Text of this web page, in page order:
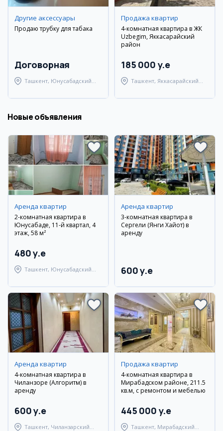
Другие аксессуары
Продаю трубку для табака
Договорная
Ташкент, Юнусабадский
Продажа квартир
4-комнатная квартира в ЖК
Uzbegim, Яккасарайский
район
185 000 y.e
Ташкент, Яккасарайский
Новые объявления
Аренда квартир
2-комнатная квартира в
Юнусабаде, 11-й квартал, 4
этаж, 58 м²
480 y.e
Ташкент, Юнусабадский
Аренда квартир
3-комнатная квартира в
Сергели (Янги Хайот) в
аренду
600 y.e
Аренда квартир
4-комнатная квартира в
Чиланзоре (Алгоритм) в
аренду
600 y.e
Ташкент, Чиланзарский
Продажа квартир
4-комнатная квартира в
Мирабадском районе, 211.5
кв.м, с ремонтом и мебелью
445 000 y.e
Ташкент, Мирабадский